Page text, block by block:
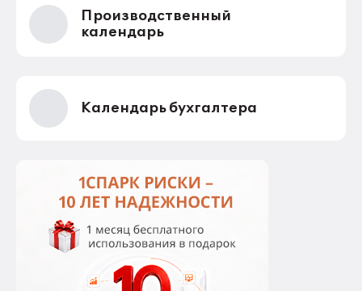
Производственный
календарь
Календарь бухгалтера